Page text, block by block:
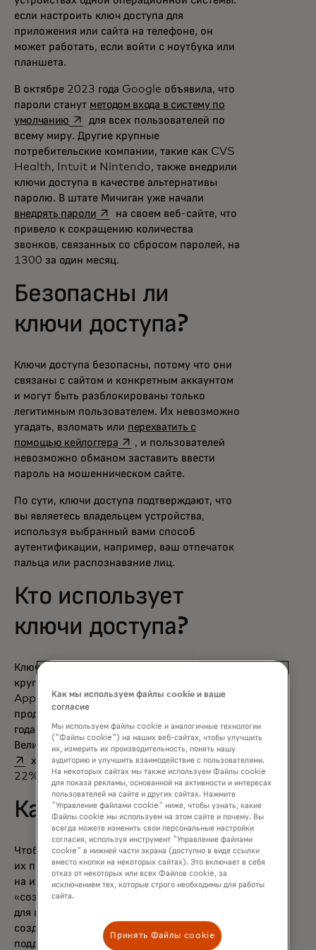
если настроить ключ доступа для
приложения или сайта на телефоне, он
может работать, если войти с ноутбука или
планшета.
В октябре 2023 года Google объявила, что
пароли станут методом входа в систему по
умолчанию opens in a new tab
для всех пользователей по
всему миру. Другие крупные
потребительские компании, такие как CVS
Health, Intuit и Nintendo, также внедрили
ключи доступа в качестве альтернативы
паролю. В штате Мичиган уже начали
внедрять паролиopens in a new tab
на своем веб-сайте, что
привело к сокращению количества
звонков, связанных со сбросом паролей, на
1300 за один месяц.
Безопасны ли
ключи доступа?
Ключи доступа безопасны, потому что они
связаны с сайтом и конкретным аккаунтом
и могут быть разблокированы только
легитимным пользователем. Их невозможно
угадать, взломать или перехватить с
помощью кейлоггераopens in a new tab
, и пользователей
невозможно обманом заставить ввести
пароль на мошенническом сайте.
По сути, ключи доступа подтверждают, что
вы являетесь владельцем устройства,
используя выбранный вами способ
аутентификации, например, ваш отпечаток
пальца или распознавание лиц.
Кто использует
ключи доступа?
Ключи доступа используются всеми
крупными технологическими компаниями.
Apple, Amazon, Google и Meta
продвигают ключи доступа. К маю 2024
года 53% опрошенных в США и
Великобритании включилиключи доступаopens in a new
хотя бы на одном из своих аккаунтов, а
22% — на всех возможных аккаунтах.
Как создать пароль?
Чтобы создать пароль у компании, которая
их поддерживает, обычно достаточно войти
на их сайт или приложение, найти кнопку
«создать пароль» и следовать инструкциям
для включения входа без пароля. Чтобы
создать пароль у компании, которая их
поддерживает, обычно достаточно войти на
Как мы используем файлы cookie и ваше
согласие
Мы используем файлы cookie и аналогичные технологии
("Файлы cookie") на наших веб-сайтах, чтобы улучшить
их, измерить их производительность, понять нашу
аудиторию и улучшить взаимодействие с пользователями.
На некоторых сайтах мы также используем Файлы cookie
для показа рекламы, основанной на активности и интересах
пользователей на сайте и других сайтах. Нажмите
"Управление файлами cookie" ниже, чтобы узнать, какие
Файлы cookie мы используем на этом сайте и почему. Вы
всегда можете изменить свои персональные настройки
согласия, используя инструмент "Управление файлами
cookie" в нижней части экрана (доступно в виде ссылки
вместо кнопки на некоторых сайтах). Это включает в себя
отказ от некоторых или всех Файлов cookie, за
исключением тех, которые строго необходимы для работы
сайта.
Принять Файлы cookie